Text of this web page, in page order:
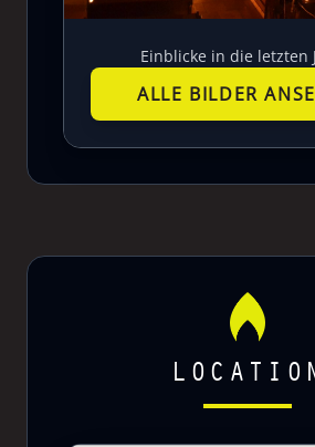
Einblicke in die letzten
ALLE BILDER